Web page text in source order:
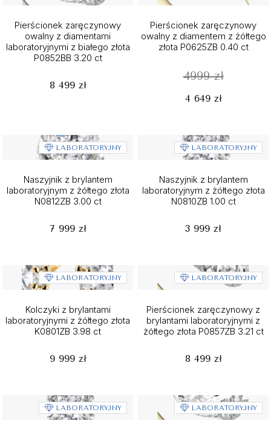
Pierścionek zaręczynowy
owalny z diamentami
laboratoryjnymi z białego złota
P0852BB 3.20 ct
8 499 zł
Pierścionek zaręczynowy
owalny z diamentem z żółtego
złota P0625ZB 0.40 ct
4999 zł
4 649 zł
LABORATORYJNY
Naszyjnik z brylantem
laboratoryjnym z żółtego złota
N0812ZB 3.00 ct
7 999 zł
LABORATORYJNY
Naszyjnik z brylantem
laboratoryjnym z żółtego złota
N0810ZB 1.00 ct
3 999 zł
LABORATORYJNY
Kolczyki z brylantami
laboratoryjnymi z żółtego złota
K0801ZB 3.98 ct
9 999 zł
LABORATORYJNY
Pierścionek zaręczynowy z
brylantami laboratoryjnymi z
żółtego złota P0857ZB 3.21 ct
8 499 zł
LABORATORYJNY LABORATORYJNY